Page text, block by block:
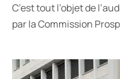
C’est tout l’objet de
par la Commission